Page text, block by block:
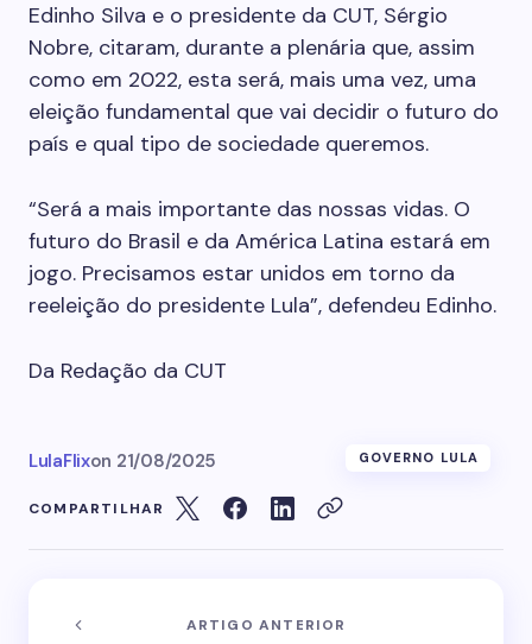
Edinho Silva e o presidente da CUT, Sérgio
Nobre, citaram, durante a plenária que, assim
como em 2022, esta será, mais uma vez, uma
eleição fundamental que vai decidir o futuro do
país e qual tipo de sociedade queremos.
“Será a mais importante das nossas vidas. O
futuro do Brasil e da América Latina estará em
jogo. Precisamos estar unidos em torno da
reeleição do presidente Lula”, defendeu Edinho.
Da Redação da CUT
LulaFlixon 21/08/2025 GOVERNO LULA
COMPARTILHAR
ARTIGO ANTERIOR